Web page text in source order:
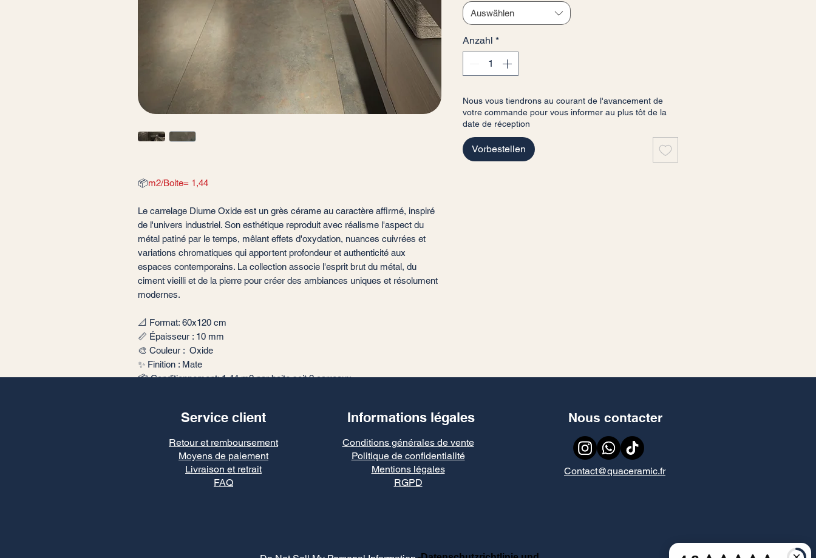
📦m2/Boite= 1,44
Le carrelage Diurne Oxide est un grès cérame au caractère affirmé, inspiré
de l'univers industriel. Son esthétique reproduit avec réalisme l'aspect du
métal patiné par le temps, mêlant effets d'oxydation, nuances cuivrées et
variations chromatiques qui apportent profondeur et authenticité aux
espaces contemporains. La collection associe l'esprit brut du métal, du
ciment vieilli et de la pierre pour créer des ambiances uniques et résolument
modernes.
📐 Format: 60x120 cm
📏 Épaisseur : 10 mm
🎨 Couleur : Oxide
✨ Finition : Mate
📦 Conditionnement: 1,44 m2 par boite soit 2 carreaux
Auswählen
Anzahl *
Nous vous tiendrons au courant de l'avancement de
votre commande pour vous informer au plus tôt de la
date de réception
Vorbestellen
Service client Informations légales
Retour et remboursement
Moyens de paiement
Livraison et retrait
FAQ
Conditions générales de vente
Politique de confidentialité
Mentions légales
RGPD
Nous contacter
Contact@quaceramic.fr